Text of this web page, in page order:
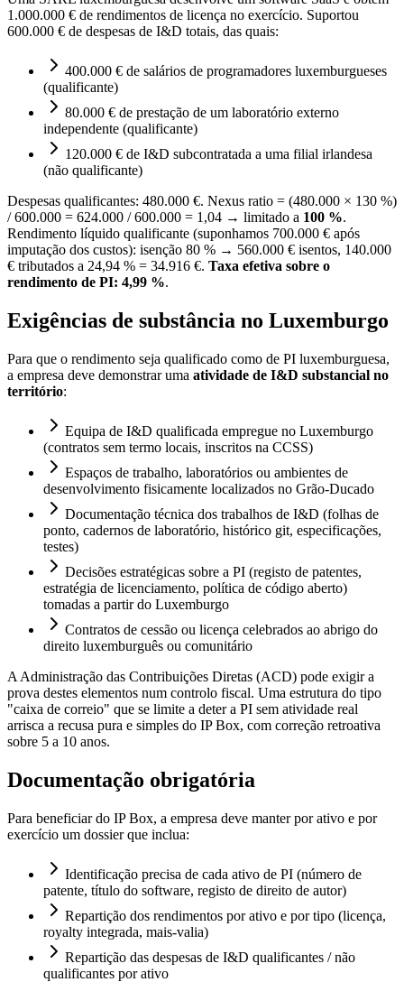
1.000.000 € de rendimentos de licença no exercício. Suportou
600.000 € de despesas de I&D totais, das quais:
400.000 € de salários de programadores luxemburgueses
(qualificante)
80.000 € de prestação de um laboratório externo
independente (qualificante)
120.000 € de I&D subcontratada a uma filial irlandesa
(não qualificante)
Despesas qualificantes: 480.000 €. Nexus ratio = (480.000 × 130 %)
/ 600.000 = 624.000 / 600.000 = 1,04 → limitado a 100 %.
Rendimento líquido qualificante (suponhamos 700.000 € após
imputação dos custos): isenção 80 % → 560.000 € isentos, 140.000
€ tributados a 24,94 % = 34.916 €. Taxa efetiva sobre o
rendimento de PI: 4,99 %.
Exigências de substância no Luxemburgo
Para que o rendimento seja qualificado como de PI luxemburguesa,
a empresa deve demonstrar uma atividade de I&D substancial no
território:
Equipa de I&D qualificada empregue no Luxemburgo
(contratos sem termo locais, inscritos na CCSS)
Espaços de trabalho, laboratórios ou ambientes de
desenvolvimento fisicamente localizados no Grão-Ducado
Documentação técnica dos trabalhos de I&D (folhas de
ponto, cadernos de laboratório, histórico git, especificações,
testes)
Decisões estratégicas sobre a PI (registo de patentes,
estratégia de licenciamento, política de código aberto)
tomadas a partir do Luxemburgo
Contratos de cessão ou licença celebrados ao abrigo do
direito luxemburguês ou comunitário
A Administração das Contribuições Diretas (ACD) pode exigir a
prova destes elementos num controlo fiscal. Uma estrutura do tipo
"caixa de correio" que se limite a deter a PI sem atividade real
arrisca a recusa pura e simples do IP Box, com correção retroativa
sobre 5 a 10 anos.
Documentação obrigatória
Para beneficiar do IP Box, a empresa deve manter por ativo e por
exercício um dossier que inclua:
Identificação precisa de cada ativo de PI (número de
patente, título do software, registo de direito de autor)
Repartição dos rendimentos por ativo e por tipo (licença,
royalty integrada, mais-valia)
Repartição das despesas de I&D qualificantes / não
qualificantes por ativo